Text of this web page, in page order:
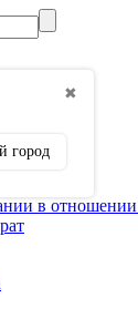
✖
город
в